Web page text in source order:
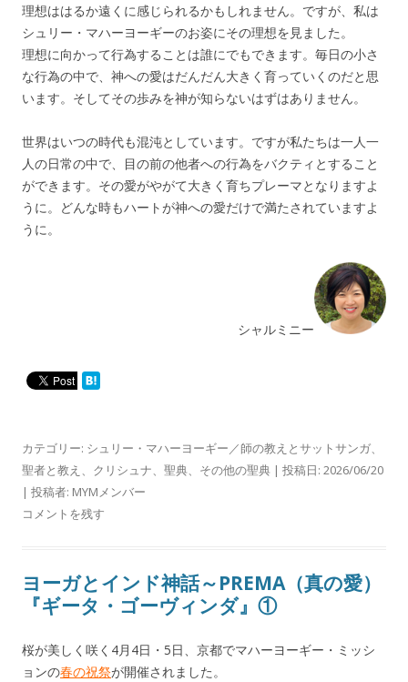
理想ははるか遠くに感じられるかもしれません。ですが、私は
シュリー・マハーヨーギーのお姿にその理想を見ました。
理想に向かって行為することは誰にでもできます。毎日の小さ
な行為の中で、神への愛はだんだん大きく育っていくのだと思
います。そしてその歩みを神が知らないはずはありません。
世界はいつの時代も混沌としています。ですが私たちは一人一
人の日常の中で、目の前の他者への行為をバクティとすること
ができます。その愛がやがて大きく育ちプレーマとなりますよ
うに。どんな時もハートが神への愛だけで満たされていますよ
うに。
シャルミニー
カテゴリー: シュリー・マハーヨーギー／師の教えとサットサンガ、
聖者と教え 、 クリシュナ、 聖典、 その他の聖典 | 投稿日: 2026/06/20
| 投稿者: MYMメンバー
コメントを残す
ヨーガとインド神話～PREMA（真の愛）
『ギータ・ゴーヴィンダ』①
桜が美しく咲く4月4日・5日、京都でマハーヨーギー・ミッシ
ョンの春の祝祭が開催されました。